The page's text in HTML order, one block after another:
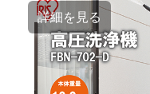
詳細を見る